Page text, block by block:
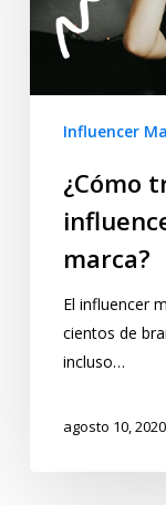
Influencer
¿Cómo
marca?
El influencer
cientos de
incluso…
agosto 10, 2020